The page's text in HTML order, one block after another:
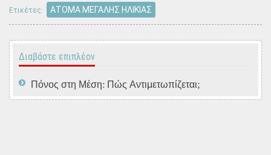
Ετικέτες: ΑΤΟΜΑ ΜΕΓΑΛΗΣ ΗΛΙΚΙΑΣ
Διαβάστε επιπλέον
Πόνος στη Μέση: Πώς Αντιμετωπίζεται;